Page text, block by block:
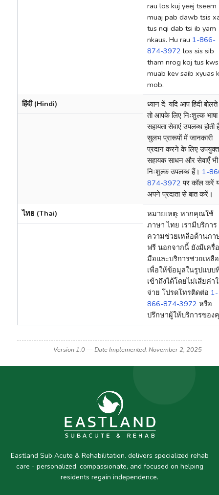
rau los kuj yeej tseem
muaj pab dawb tsis
tus nqi dab tsi ib yam
nkaus. Hu rau 1-866-
874-3972 los sis sib
tham nrog koj tus kws
muab kev saib xyuas
mob.
हिंदी (Hindi)
ध्यान दें: यदि आप हिंदी
तो आपके लिए निःशुल्क भाषा
सहायता सेवाएं उपलब्ध होती
सुलभ प्रारूपों में जानकारी
प्रदान करने के लिए उपयुक्त
सहायक साधन और सेवाएँ भी
निःशुल्क उपलब्ध हैं। 1-
874-3972 पर कॉल करें
अपने प्रदाता से बात करें।
ไทย (Thai)
หมายเหตุ: หากคุณใช้
ภาษา ไทย เรามีบริการ
ความช่วยเหลือด้านภา
ฟรี นอกจากนี้ ยังมีเครื่
มือและบริการช่วยเหลือ
เพื่อให้ข้อมูลในรูปแบบ
เข้าถึงได้โดยไม่เสียค่า
จ่าย โปรดโทรติดต่อ 1-
866-874-3972 หรือ
ปรึกษาผู้ให้บริการของ
Version 1.0 — Date Implemented: November 2, 2025
Eastland Sub Acute & Rehabilitation. delivers specialized rehab
care - personalized, compassionate, and focused on helping
residents regain independence.